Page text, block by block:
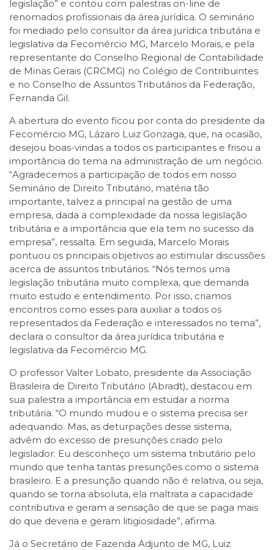
legislação” e contou com palestras on-line de
renomados profissionais da área jurídica. O seminário
foi mediado pelo consultor da área jurídica tributária e
legislativa da Fecomércio MG, Marcelo Morais, e pela
representante do Conselho Regional de Contabilidade
de Minas Gerais (CRCMG) no Colégio de Contribuintes
e no Conselho de Assuntos Tributários da Federação,
Fernanda Gil.
A abertura do evento ficou por conta do presidente da
Fecomércio MG, Lázaro Luiz Gonzaga, que, na ocasião,
desejou boas-vindas a todos os participantes e frisou a
importância do tema na administração de um negócio.
“Agradecemos a participação de todos em nosso
Seminário de Direito Tributário, matéria tão
importante, talvez a principal na gestão de uma
empresa, dada a complexidade da nossa legislação
tributária e a importância que ela tem no sucesso da
empresa”, ressalta. Em seguida, Marcelo Morais
pontuou os principais objetivos ao estimular discussões
acerca de assuntos tributários. “Nós temos uma
legislação tributária muito complexa, que demanda
muito estudo e entendimento. Por isso, criamos
encontros como esses para auxiliar a todos os
representados da Federação e interessados no tema”,
declara o consultor da área jurídica tributária e
legislativa da Fecomércio MG.
O professor Valter Lobato, presidente da Associação
Brasileira de Direito Tributário (Abradt), destacou em
sua palestra a importância em estudar a norma
tributária. “O mundo mudou e o sistema precisa ser
adequando. Mas, as deturpações desse sistema,
advêm do excesso de presunções criado pelo
legislador. Eu desconheço um sistema tributário pelo
mundo que tenha tantas presunções como o sistema
brasileiro. E a presunção quando não é relativa, ou seja,
quando se torna absoluta, ela maltrata a capacidade
contributiva e geram a sensação de que se paga mais
do que deveria e geram litigiosidade”, afirma.
Já o Secretário de Fazenda Adjunto de MG, Luiz